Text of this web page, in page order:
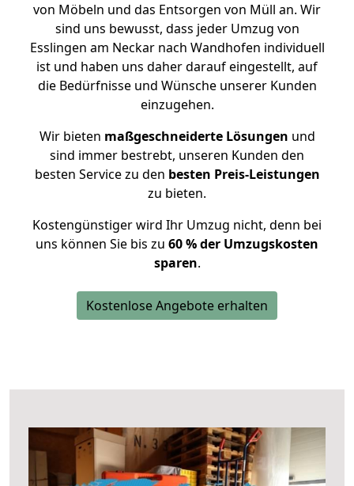
von Möbeln und das Entsorgen von Müll an. Wir
sind uns bewusst, dass jeder Umzug von
Esslingen am Neckar nach Wandhofen individuell
ist und haben uns daher darauf eingestellt, auf
die Bedürfnisse und Wünsche unserer Kunden
einzugehen.
Wir bieten maßgeschneiderte Lösungen und
sind immer bestrebt, unseren Kunden den
besten Service zu den besten Preis-Leistungen
zu bieten.
Kostengünstiger wird Ihr Umzug nicht, denn bei
uns können Sie bis zu 60 % der Umzugskosten
sparen.
Kostenlose Angebote erhalten